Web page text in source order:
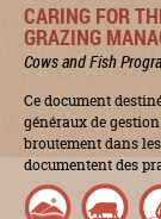
CARING FOR
GRAZING
Cows and Fish
Ce document
généraux de
broutement dans
documentent des